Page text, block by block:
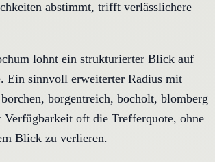
abstimmt, trifft verlässlichere
lohnt ein strukturierter Blick auf
Ein sinnvoll erweiterter Radius mit
borgentreich, bocholt, blomberg
Verfügbarkeit oft die Trefferquote, ohne
Blick zu verlieren.